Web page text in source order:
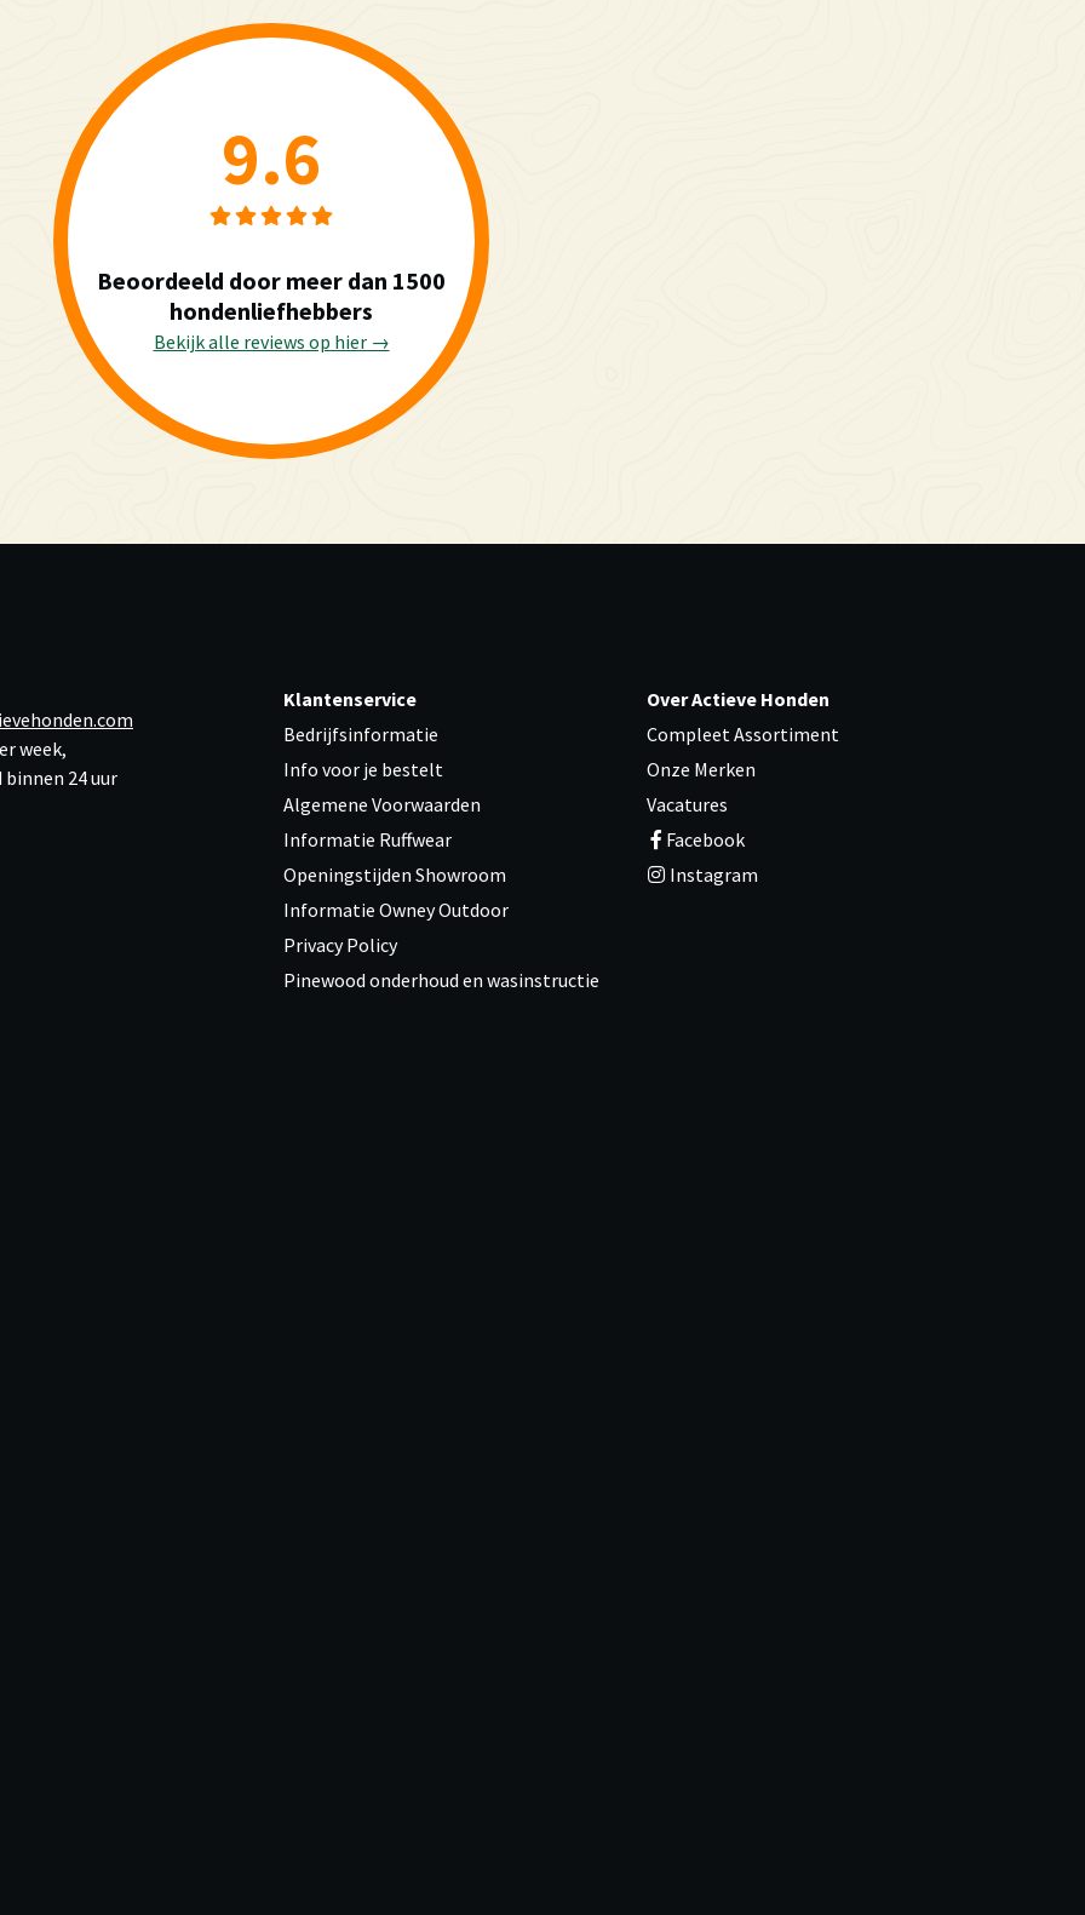
9.6
Beoordeeld door meer dan 1500
hondenliefhebbers
Bekijk alle reviews op hier →
week,
24 uur
Klantenservice
Bedrijfsinformatie
Info voor je bestelt
Algemene Voorwaarden
Informatie Ruffwear
Openingstijden Showroom
Informatie Owney Outdoor
Privacy Policy
Pinewood onderhoud en wasinstructie
Over Actieve Honden
Compleet Assortiment
Onze Merken
Vacatures
Facebook
Instagram